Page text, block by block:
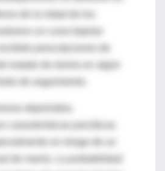
estado de ánimo en algún
de seguimiento.
en riesgo de un